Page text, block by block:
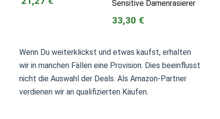
Sensitive Damenrasierer
33,30 €
Wenn Du weiterklickst und etwas kaufst, erhalten
wir in manchen Fällen eine Provision. Dies beeinflusst
nicht die Auswahl der Deals. Als Amazon-Partner
verdienen wir an qualifizierten Käufen.